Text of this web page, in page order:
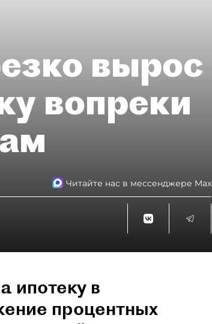
вырос
вопреки
Читайте нас в мессенджере Max
ипотеку в
процентных